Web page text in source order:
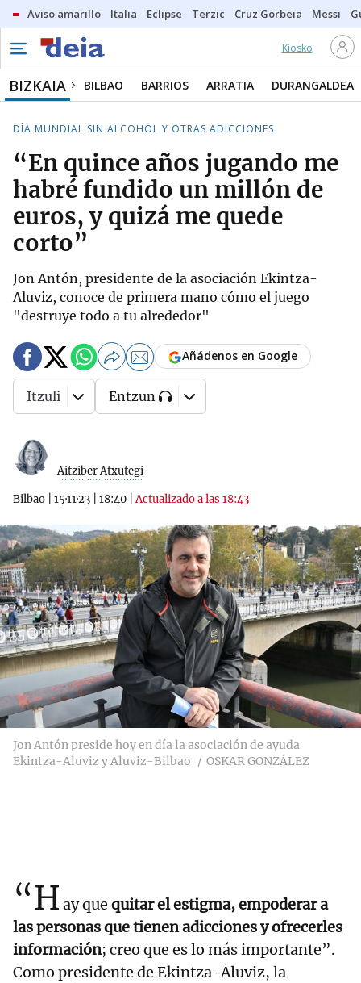
Aviso amarillo Italia Eclipse Terzic Cruz Gorbeia Messi
Kiosko
BIZKAIA BILBAO BARRIOS ARRATIA DURANGALDEA
DÍA MUNDIAL SIN ALCOHOL Y OTRAS ADICCIONES
“En quince años jugando me
habré fundido un millón de
euros, y quizá me quede
corto”
Jon Antón, presidente de la asociación Ekintza-
Aluviz, conoce de primera mano cómo el juego
"destruye todo a tu alrededor"
Aitziber Atxutegi
Bilbao 15·11·23 18:40 |Actualizado a las 18:43
Añádenos en Google
Itzuli Entzun
Jon Antón preside hoy en día la asociación de ayuda
Ekintza-Aluviz y Aluviz-Bilbao
OSKAR GONZÁLEZ
“H ay que quitar el estigma, empoderar a
las personas que tienen adicciones y ofrecerles
información; creo que es lo más importante”.
Como presidente de Ekintza-Aluviz, la